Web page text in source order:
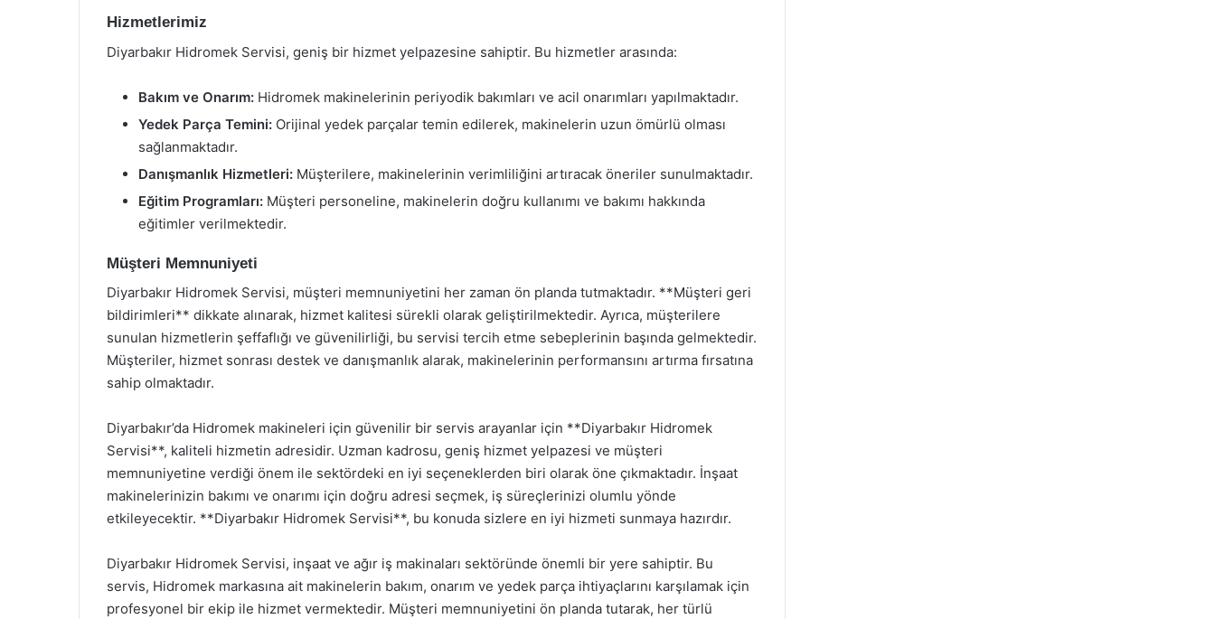
Hizmetlerimiz
Diyarbakır Hidromek Servisi, geniş bir hizmet yelpazesine sahiptir. Bu hizmetler arasında:
Bakım ve Onarım: Hidromek makinelerinin periyodik bakımları ve acil onarımları yapılmaktadır.
Yedek Parça Temini: Orijinal yedek parçalar temin edilerek, makinelerin uzun ömürlü olması
sağlanmaktadır.
Danışmanlık Hizmetleri: Müşterilere, makinelerinin verimliliğini artıracak öneriler sunulmaktadır.
Eğitim Programları: Müşteri personeline, makinelerin doğru kullanımı ve bakımı hakkında
eğitimler verilmektedir.
Müşteri Memnuniyeti
Diyarbakır Hidromek Servisi, müşteri memnuniyetini her zaman ön planda tutmaktadır. **Müşteri geri
bildirimleri** dikkate alınarak, hizmet kalitesi sürekli olarak geliştirilmektedir. Ayrıca, müşterilere
sunulan hizmetlerin şeffaflığı ve güvenilirliği, bu servisi tercih etme sebeplerinin başında gelmektedir.
Müşteriler, hizmet sonrası destek ve danışmanlık alarak, makinelerinin performansını artırma fırsatına
sahip olmaktadır.
Diyarbakır’da Hidromek makineleri için güvenilir bir servis arayanlar için **Diyarbakır Hidromek
Servisi**, kaliteli hizmetin adresidir. Uzman kadrosu, geniş hizmet yelpazesi ve müşteri
memnuniyetine verdiği önem ile sektördeki en iyi seçeneklerden biri olarak öne çıkmaktadır. İnşaat
makinelerinizin bakımı ve onarımı için doğru adresi seçmek, iş süreçlerinizi olumlu yönde
etkileyecektir. **Diyarbakır Hidromek Servisi**, bu konuda sizlere en iyi hizmeti sunmaya hazırdır.
Diyarbakır Hidromek Servisi, inşaat ve ağır iş makinaları sektöründe önemli bir yere sahiptir. Bu
servis, Hidromek markasına ait makinelerin bakım, onarım ve yedek parça ihtiyaçlarını karşılamak için
profesyonel bir ekip ile hizmet vermektedir. Müşteri memnuniyetini ön planda tutarak, her türlü